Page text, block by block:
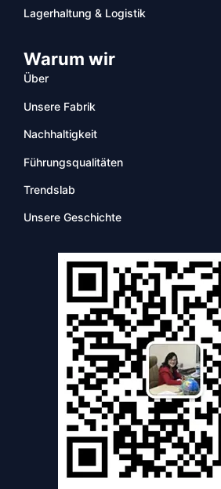
Lagerhaltung & Logistik
Warum wir
Über
Unsere Fabrik
Nachhaltigkeit
Führungsqualitäten
Trendslab
Unsere Geschichte